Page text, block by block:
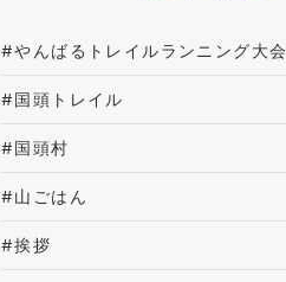
#やんばるトレイルランニング大会
#国頭トレイル
#国頭村
#山ごはん
#挨拶